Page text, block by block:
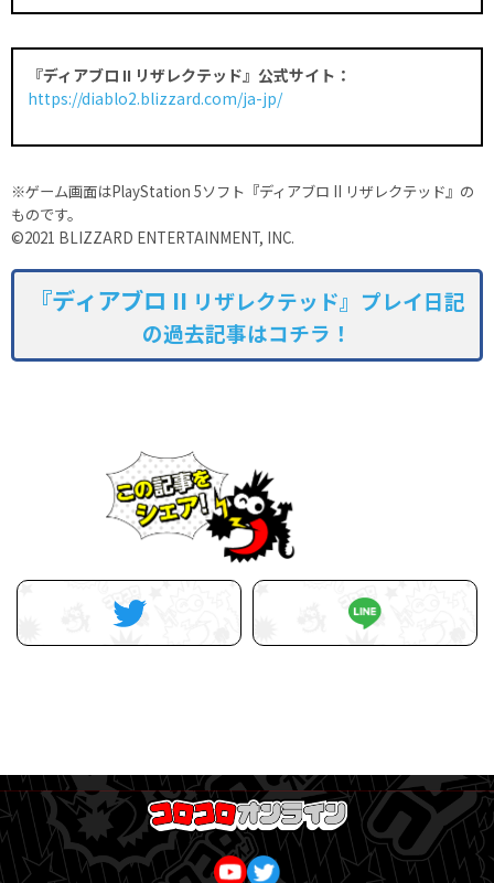
『ディアブロ II リザレクテッド』公式サイト：
https://diablo2.blizzard.com/ja-jp/
※ゲーム画面はPlayStation 5ソフト『ディアブロ II リザレクテッド』の
ものです。
©2021 BLIZZARD ENTERTAINMENT, INC.
『ディアブロ II リザレクテッド』プレイ日記
の過去記事はコチラ！